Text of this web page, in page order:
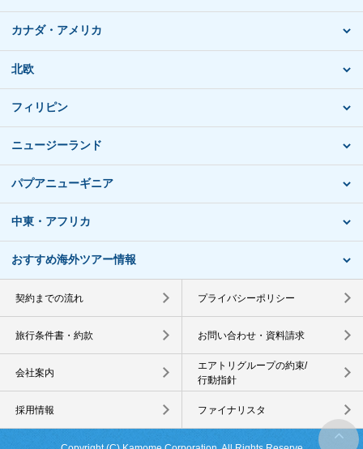
カナダ・アメリカ
北欧
フィリピン
ニュージーランド
パプアニューギニア
中東・アフリカ
おすすめ海外ツアー情報
契約までの流れ プライバシーポリシー
旅行条件書・約款 お問い合わせ・資料請求
会社案内
エアトリグループの約束/
行動指針
採用情報 ファイナリスタ